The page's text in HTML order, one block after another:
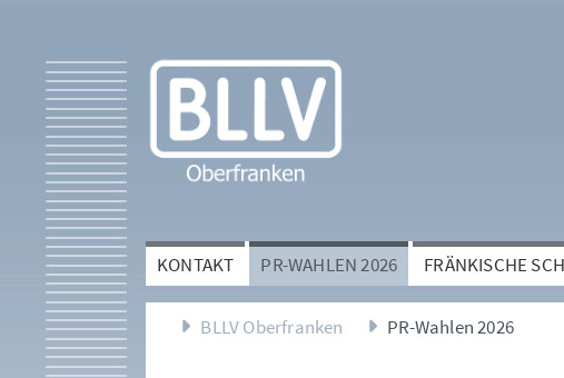
KONTAKT PR-WAHLEN 2026 FRÄNKISCHE
BLLV Oberfranken PR-Wahlen 2026